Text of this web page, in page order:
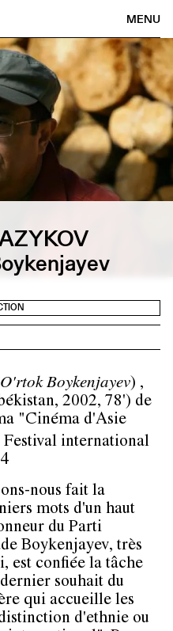
MENU
O'rtok Boykenjayev) ,
2002, 78') de
"Cinéma d'Asie
Festival international
nous fait la
mots d'un haut
du Parti
Boykenjayev, très
est confiée la tâche
souhait du
qui accueille les
d'ethnie ou